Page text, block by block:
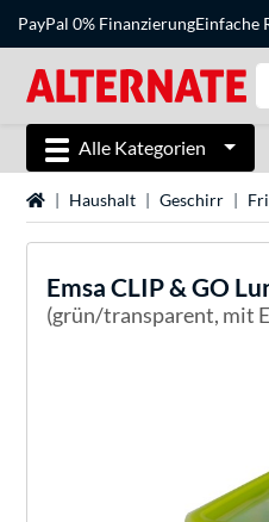
PayPal 0% FinanzierungEinfache
Alle Kategorien
StartseiteHaushalt Geschirr
Emsa CLIP & GO
(grün/transparent, mit